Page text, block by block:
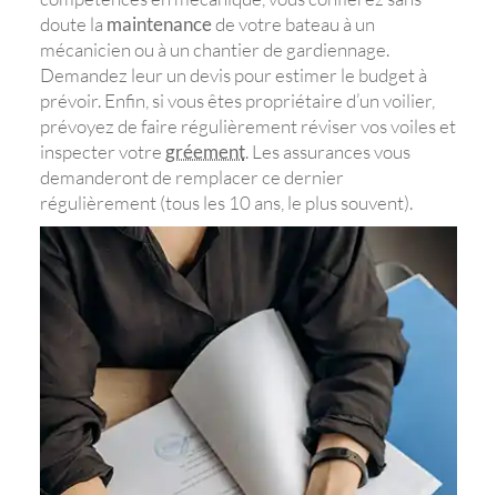
doute la maintenancede votre bateau à un
mécanicien ou à un chantier de gardiennage.
Demandez leur un devis pour estimer le budget à
prévoir. Enfin, si vous êtes propriétaire d’un voilier,
prévoyez de faire régulièrement réviser vos voiles et
inspecter votre gréement. Les assurances vous
demanderont de remplacer ce dernier
régulièrement (tous les 10 ans, le plus souvent).